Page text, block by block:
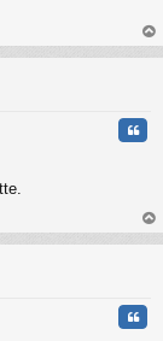
au
au